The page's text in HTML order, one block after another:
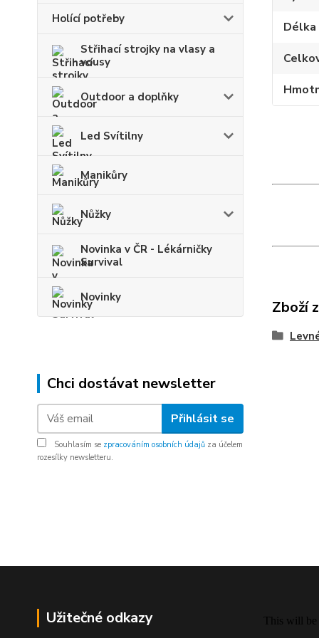
Holící potřeby
Střihací strojky na vlasy a
vousy
Outdoor a doplňky
Led Svítilny
Manikůry
Nůžky
Novinka v ČR - Lékárničky
Survival
Novinky
Chci dostávat newsletter
Přihlásit se
Souhlasím se zpracováním osobních údajů za účelem
rozesílky newsletteru.
Zboží
Užitečné odkazy